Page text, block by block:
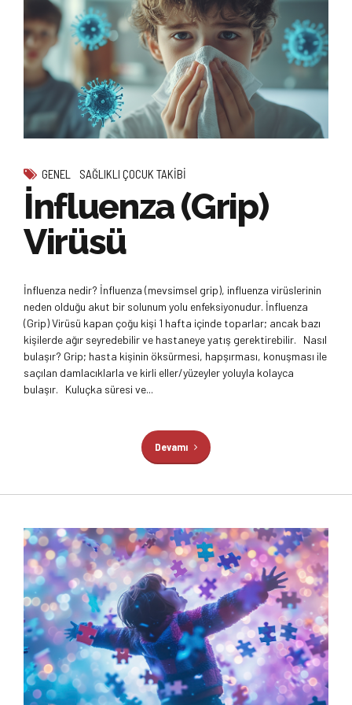
GENEL SAĞLIKLI ÇOCUK TAKIBI
İnfluenza (Grip)
Virüsü
İnfluenza nedir? İnfluenza (mevsimsel grip), influenza virüslerinin
neden olduğu akut bir solunum yolu enfeksiyonudur. İnfluenza
(Grip) Virüsü kapan çoğu kişi 1 hafta içinde toparlar; ancak bazı
kişilerde ağır seyredebilir ve hastaneye yatış gerektirebilir. Nasıl
bulaşır? Grip; hasta kişinin öksürmesi, hapşırması, konuşması ile
saçılan damlacıklarla ve kirli eller/yüzeyler yoluyla kolayca
bulaşır. Kuluçka süresi ve...
Devamı